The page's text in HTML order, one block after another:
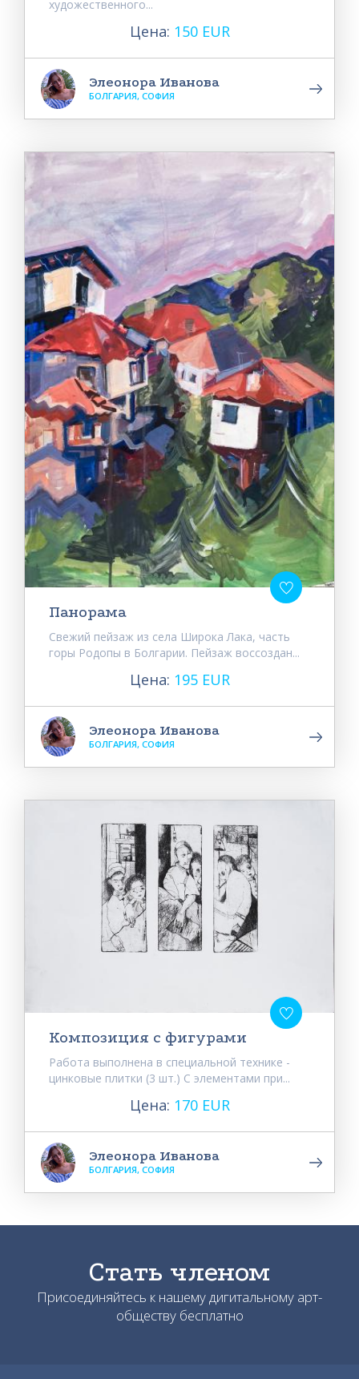
художественного...
Цена: 150 EUR
Элеонора Иванова
БОЛГАРИЯ, СОФИЯ
Панорама
Свежий пейзаж из села Широка Лака, часть
горы Родопы в Болгарии. Пейзаж воссоздан...
Цена: 195 EUR
Элеонора Иванова
БОЛГАРИЯ, СОФИЯ
Композиция с фигурами
Работа выполнена в специальной технике -
цинковые плитки (3 шт.) С элементами при...
Цена: 170 EUR
Элеонора Иванова
БОЛГАРИЯ, СОФИЯ
Стать членом
Присоединяйтесь к нашему дигитальному арт-
обществу бесплатно